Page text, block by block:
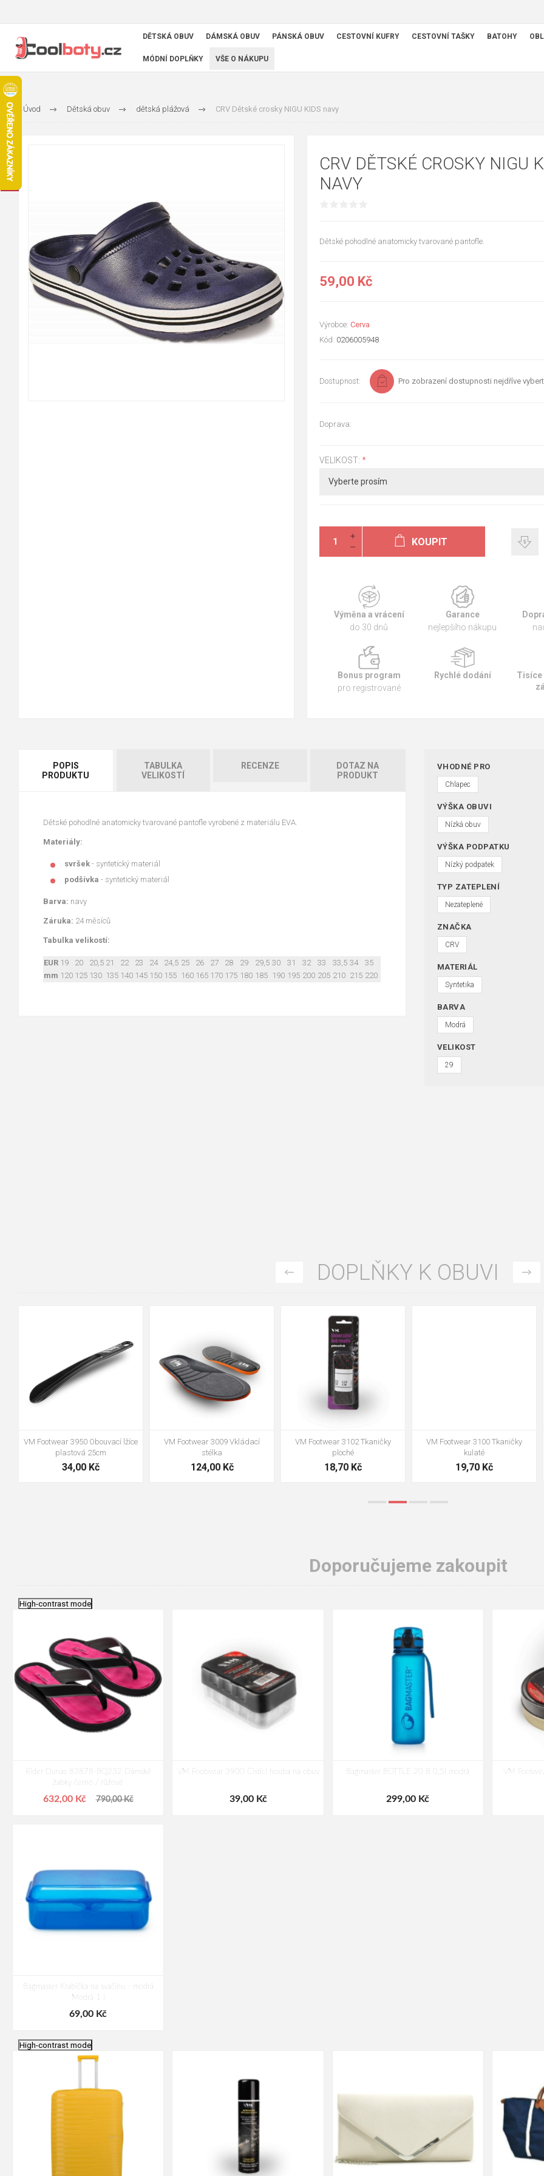
DĚTSKÁ OBUV DÁMSKÁ OBUV PÁNSKÁ OBUV CESTOVNÍ KUFRY CESTOVNÍ TAŠKY BATOHY
MÓDNÍ DOPLŇKY VŠE O NÁKUPU
Úvod Dětská obuv dětská plážová CRV Dětské crosky NIGU KIDS navy
CRV DĚTSKÉ CROSKY NIGU
NAVY
Dětské pohodlné anatomicky tvarované pantofle.
59,00 Kč
Výrobce: Cerva
Kód: 0206005948
Dostupnost: Pro zobrazení dostupnosti nejdříve
Doprava:
VELIKOST: *
KOUPIT
Výměna a vrácení
do 30 dnů
Garance
nejlepšího nákupu
Bonus program
pro registrované
Rychlé dodání
Tisíce
POPIS
PRODUKTU
TABULKA
VELIKOSTÍ
RECENZE
DOTAZ NA
PRODUKT
Dětské pohodlné anatomicky tvarované pantofle vyrobené z materiálu EVA.
Materiály:
svršek - syntetický materiál
podšívka - syntetický materiál
Barva: navy
Záruka: 24 měsíců
Tabulka velikostí:
EUR 19 20 20,5 21 22 23 24 24,5 25 26 27 28 29 29,5 30 31 32 33 33,5 34
35
mm 120 125 130 135 140 145 150 155 160 165 170 175 180 185 190 195 200 205 210 215 220
VHODNÉ PRO
Chlapec
VÝŠKA OBUVI
Nízká obuv
VÝŠKA PODPATKU
Nízký podpatek
TYP ZATEPLENÍ
Nezateplené
ZNAČKA
CRV
MATERIÁL
Syntetika
BARVA
Modrá
VELIKOST
29
DOPLŇKY K OBUVI
VM Footwear 3950 Obouvací lžíce
plastová 25cm
34,00 Kč
VM Footwear 3009 Vkládací
stélka
124,00 Kč
VM Footwear 3102 Tkaničky
ploché
18,70 Kč
125cm
VM Footwear 3100 Tkaničky
kulaté
19,70 Kč
Doporučujeme zakoupit
High-contrast mode
Rider Dunas 83878-BQ232 Dámské
žabky černo / růžové
632,00 Kč 790,00 Kč
VM Footwear 3900 Čistící houba na obuv
39,00 Kč
Bagmaster BOTTLE 20 B 0,5l modrá
299,00 Kč
VM
Bagmaster Krabička na svačinu - modrá
Modrá 1 l
69,00 Kč
High-contrast mode